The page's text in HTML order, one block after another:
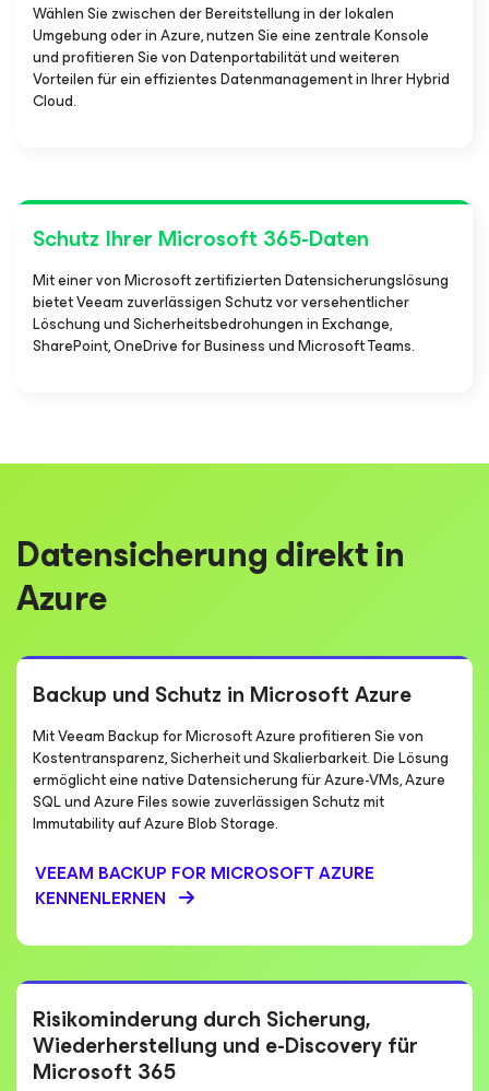
Wählen Sie zwischen der Bereitstellung in der lokalen
Umgebung oder in Azure, nutzen Sie eine zentrale Konsole
und profitieren Sie von Datenportabilität und weiteren
Vorteilen für ein effizientes Datenmanagement in Ihrer Hybrid
Cloud.
Schutz Ihrer Microsoft 365-Daten
Mit einer von Microsoft zertifizierten Datensicherungslösung
bietet Veeam zuverlässigen Schutz vor versehentlicher
Löschung und Sicherheitsbedrohungen in Exchange,
SharePoint, OneDrive for Business und Microsoft Teams.
Datensicherung direkt in
Azure
Backup und Schutz in Microsoft Azure
Mit Veeam Backup for Microsoft Azure profitieren Sie von
Kostentransparenz, Sicherheit und Skalierbarkeit. Die Lösung
ermöglicht eine native Datensicherung für Azure-VMs, Azure
SQL und Azure Files sowie zuverlässigen Schutz mit
Immutability auf Azure Blob Storage.
VEEAM BACKUP FOR MICROSOFT AZURE
KENNENLERNEN
Risikominderung durch Sicherung,
Wiederherstellung und e-Discovery für
Microsoft 365